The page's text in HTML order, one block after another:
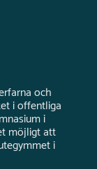
och
i offentliga
i
möjligt att
i